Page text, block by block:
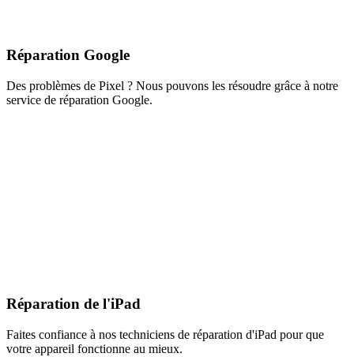
Réparation Google
Des problèmes de Pixel ? Nous pouvons les résoudre grâce à notre
service de réparation Google.
Réparation de l'iPad
Faites confiance à nos techniciens de réparation d'iPad pour que
votre appareil fonctionne au mieux.